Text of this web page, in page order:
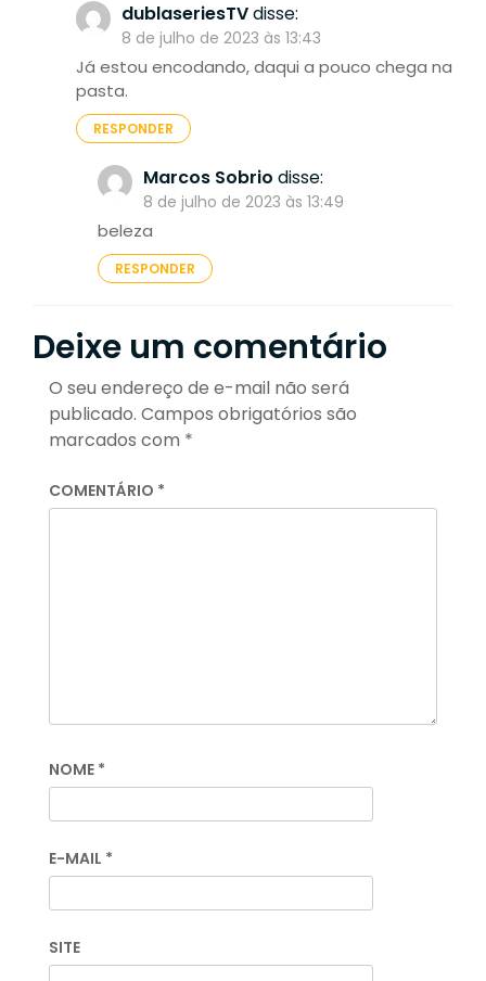
dublaseriesTVdisse:
8 de julho de 2023 às 13:43
Já estou encodando, daqui a pouco chega na
pasta.
RESPONDER
Marcos Sobrio disse:
8 de julho de 2023 às 13:49
beleza
RESPONDER
Deixe um comentário
O seu endereço de e-mail não será
publicado. Campos obrigatórios são
marcados com *
COMENTÁRIO *
NOME *
E-MAIL *
SITE